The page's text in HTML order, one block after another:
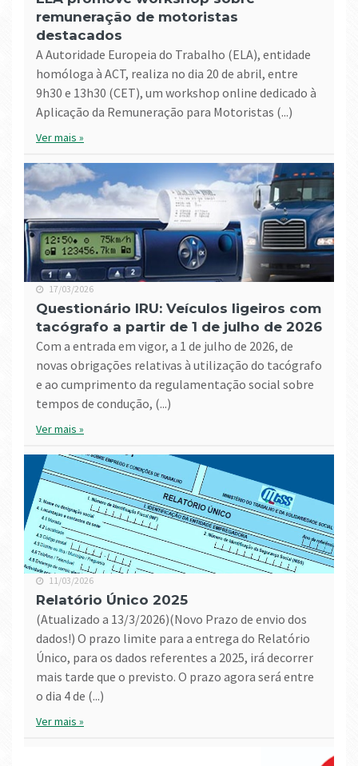
remuneração de motoristas
destacados
A Autoridade Europeia do Trabalho (ELA), entidade
homóloga à ACT, realiza no dia 20 de abril, entre
9h30 e 13h30 (CET), um workshop online dedicado à
Aplicação da Remuneração para Motoristas (...)
Ver mais »
17/03/2026
Questionário IRU: Veículos ligeiros com
tacógrafo a partir de 1 de julho de 2026
Com a entrada em vigor, a 1 de julho de 2026, de
novas obrigações relativas à utilização do tacógrafo
e ao cumprimento da regulamentação social sobre
tempos de condução, (...)
Ver mais »
11/03/2026
Relatório Único 2025
(atualizado a 13/3/2026)(Novo Prazo de envio dos
dados!) O prazo limite para a entrega do Relatório
Único, para os dados referentes a 2025, irá decorrer
mais tarde que o previsto. O prazo agora será entre
o dia 4 de (...)
Ver mais »